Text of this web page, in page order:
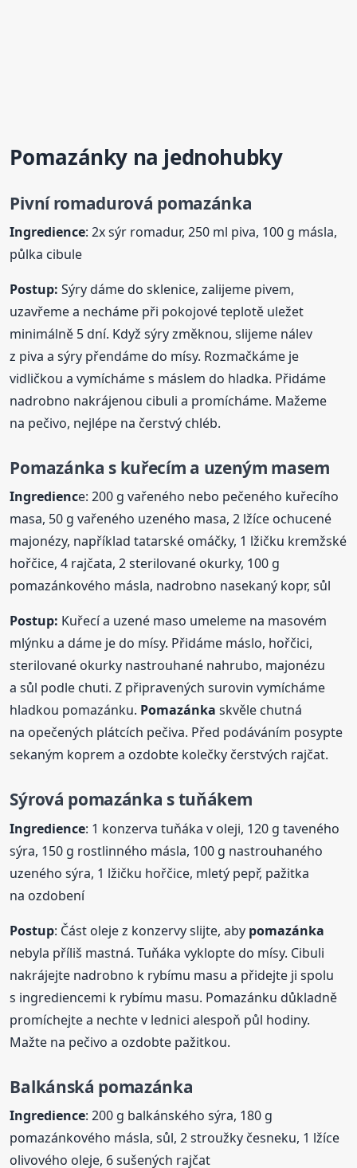
Pomazánky na jednohubky
Pivní romadurová pomazánka
Ingredience: 2x sýr romadur, 250 ml piva, 100 g másla,
půlka cibule
Postup: Sýry dáme do sklenice, zalijeme pivem,
uzavřeme a necháme při pokojové teplotě uležet
minimálně 5 dní. Když sýry změknou, slijeme nálev
z piva a sýry přendáme do mísy. Rozmačkáme je
vidličkou a vymícháme s máslem do hladka. Přidáme
nadrobno nakrájenou cibuli a promícháme. Mažeme
na pečivo, nejlépe na čerstvý chléb.
Pomazánka s kuřecím a uzeným masem
Ingredience: 200 g vařeného nebo pečeného kuřecího
masa, 50 g vařeného uzeného masa, 2 lžíce ochucené
majonézy, například tatarské omáčky, 1 lžičku kremžské
hořčice, 4 rajčata, 2 sterilované okurky, 100 g
pomazánkového másla, nadrobno nasekaný kopr, sůl
Postup: Kuřecí a uzené maso umeleme na masovém
mlýnku a dáme je do mísy. Přidáme máslo, hořčici,
sterilované okurky nastrouhané nahrubo, majonézu
a sůl podle chuti. Z připravených surovin vymícháme
hladkou pomazánku. Pomazánka skvěle chutná
na opečených plátcích pečiva. Před podáváním posypte
sekaným koprem a ozdobte kolečky čerstvých rajčat.
Sýrová pomazánka s tuňákem
Ingredience: 1 konzerva tuňáka v oleji, 120 g taveného
sýra, 150 g rostlinného másla, 100 g nastrouhaného
uzeného sýra, 1 lžičku hořčice, mletý pepř, pažitka
na ozdobení
Postup: Část oleje z konzervy slijte, aby pomazánka
nebyla příliš mastná. Tuňáka vyklopte do mísy. Cibuli
nakrájejte nadrobno k rybímu masu a přidejte ji spolu
s ingrediencemi k rybímu masu. Pomazánku důkladně
promíchejte a nechte v lednici alespoň půl hodiny.
Mažte na pečivo a ozdobte pažitkou.
Balkánská pomazánka
Ingredience: 200 g balkánského sýra, 180 g
pomazánkového másla, sůl, 2 stroužky česneku, 1 lžíce
olivového oleje, 6 sušených rajčat